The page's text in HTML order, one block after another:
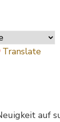
Translate
auf